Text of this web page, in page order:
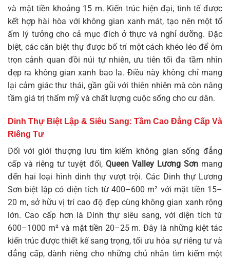
và mặt tiền khoảng 15 m. Kiến trúc hiện đại, tinh tế được
kết hợp hài hòa với không gian xanh mát, tạo nên một tổ
ấm lý tưởng cho cả mục đích ở thực và nghỉ dưỡng. Đặc
biệt, các căn biệt thự được bố trí một cách khéo léo để ôm
trọn cảnh quan đồi núi tự nhiên, ưu tiên tối đa tầm nhìn
đẹp ra không gian xanh bao la. Điều này không chỉ mang
lại cảm giác thư thái, gần gũi với thiên nhiên mà còn nâng
tầm giá trị thẩm mỹ và chất lượng cuộc sống cho cư dân.
Dinh Thự Biệt Lập & Siêu Sang: Tầm Cao Đẳng Cấp Và
Riêng Tư
Đối với giới thượng lưu tìm kiếm không gian sống đẳng
cấp và riêng tư tuyệt đối, Queen Valley Lương Sơnmang
đến hai loại hình dinh thự vượt trội. Các Dinh thự Lương
Sơn biệt lập có diện tích từ 400–600 m² với mặt tiền 15–
20 m, sở hữu vị trí cao độ đẹp cùng không gian xanh rộng
lớn. Cao cấp hơn là Dinh thự siêu sang, với diện tích từ
600–1000 m² và mặt tiền 20–25 m. Đây là những kiệt tác
kiến trúc được thiết kế sang trọng, tối ưu hóa sự riêng tư và
đẳng cấp, dành riêng cho những chủ nhân tìm kiếm một